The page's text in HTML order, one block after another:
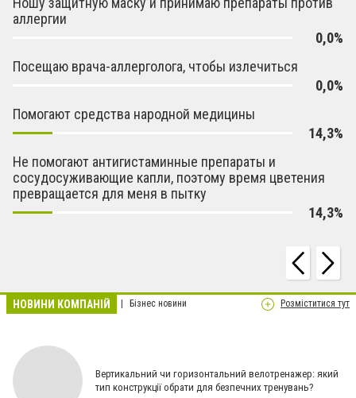
аллергии
0,0%
Посещаю врача-аллерголога, чтобы излечиться
0,0%
Помогают средства народной медицины
14,3%
Не помогают антигистаминные препараты и
сосудосуживающие капли, поэтому время цветения
превращается для меня в пытку
14,3%
НОВИНИ КОМПАНІЙ Бізнес новини Розміститися тут
Вертикальний чи горизонтальний велотренажер: який
тип конструкції обрати для безпечних тренувань?